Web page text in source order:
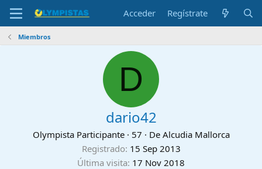
Acceder Regístrate
Miembros
D
dario42
Olympista Participante · 57 · De Alcudia Mallorca
Registrado 15 Sep 2013
Última visita 17 Nov 2018